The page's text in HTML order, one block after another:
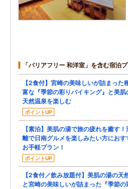
「バリアフリー 和洋室」を含む宿泊
【2食付】宮崎の美味しいが詰まった
富な『季節の彩りバイキング』と美肌
天然温泉を楽しむ
ポイントUP
【素泊】美肌の湯で旅の疲れを癒す！
離で日南グルメを楽しみたい方におす
お手軽プラン！
ポイントUP
【2食付／飲み放題付】美肌の湯の天
と宮崎の美味しいが詰まった『季節の